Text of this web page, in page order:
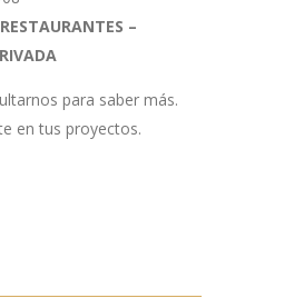
–
para saber más.
en tus proyectos.